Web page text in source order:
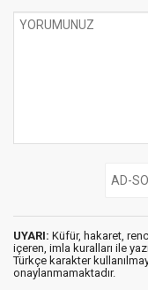
UYARI: Küfür, hakaret,
içeren, imla kuralları ile
Türkçe karakter
onaylanmamaktadır.